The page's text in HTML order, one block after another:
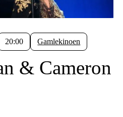
20:00 Gamlekinoen
& Cameron